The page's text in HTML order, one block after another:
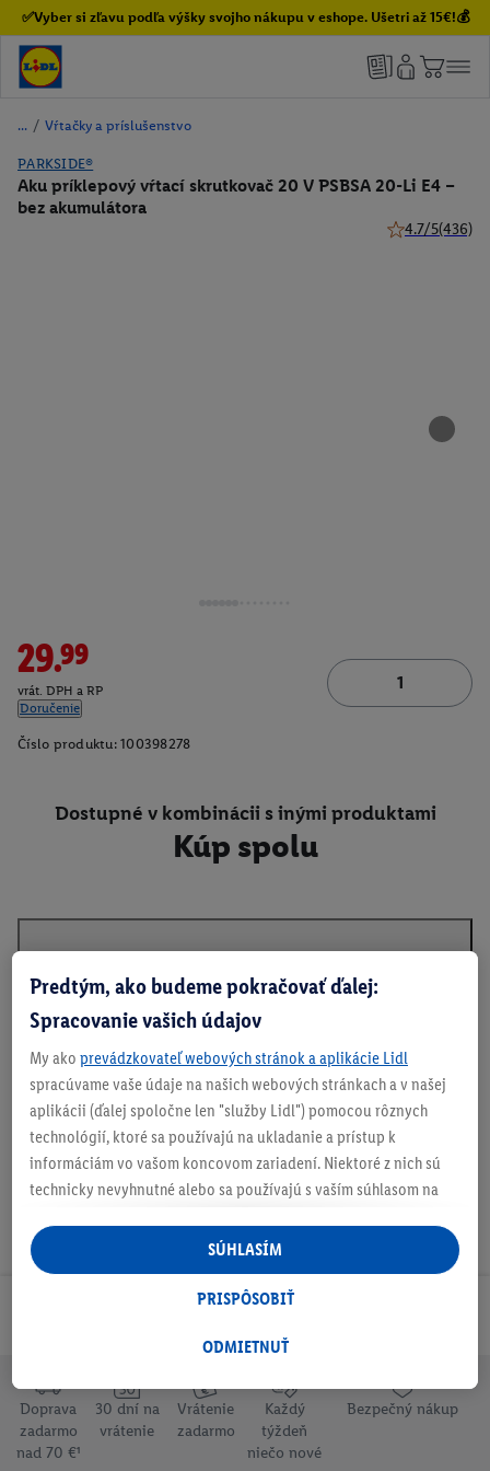
✅Vyber si zľavu podľa výšky svojho nákupu v eshope. Ušetri až 15€!💰
/ Vŕtačky a príslušenstvo
PARKSIDE®
Aku príklepový vŕtací skrutkovač 20 V PSBSA 20-Li E4 –
bez akumulátora
4.7/5(436)
29.99
vrát. DPH a RP
Doručenie
Číslo produktu: 100398278
Dostupné v kombinácii s inými produktami
Kúp spolu
Na stiahnutie
Doprava
zadarmo
nad 70 €¹
30 dní na
vrátenie
Vrátenie
zadarmo
Každý
týždeň
niečo nové
Bezpečný nákup
Predtým, ako budeme pokračovať ďalej:
Spracovanie vašich údajov
My ako prevádzkovateľ webových stránok a aplikácie Lidl
spracúvame vaše údaje na našich webových stránkach a v našej
aplikácii (ďalej spoločne len "služby Lidl") pomocou rôznych
technológií, ktoré sa používajú na ukladanie a prístup k
informáciám vo vašom koncovom zariadení. Niektoré z nich sú
technicky nevyhnutné alebo sa používajú s vaším súhlasom na
personalizovanú reklamu v rámci služieb Lidl aj mimo nich. Ak
ste účastníkom programu Lidl Plus, na tieto účely sa spracúvajú
aj údaje z vášho nákupného správania v obchode.
následne si vytvoríte účet Lidl Plus alebo sa prihlásite do svojho
tiež vytvoriť špeciálny online identifikátor z e-mailovej adresy,
ktorú tam uvediete, aby sme vás mohli rozpoznať v službách
prevádzkovaných tretími stranami a zobrazovať vám
ODMIETNUŤ
PRISPÔSOBIŤ
SÚHLASÍM